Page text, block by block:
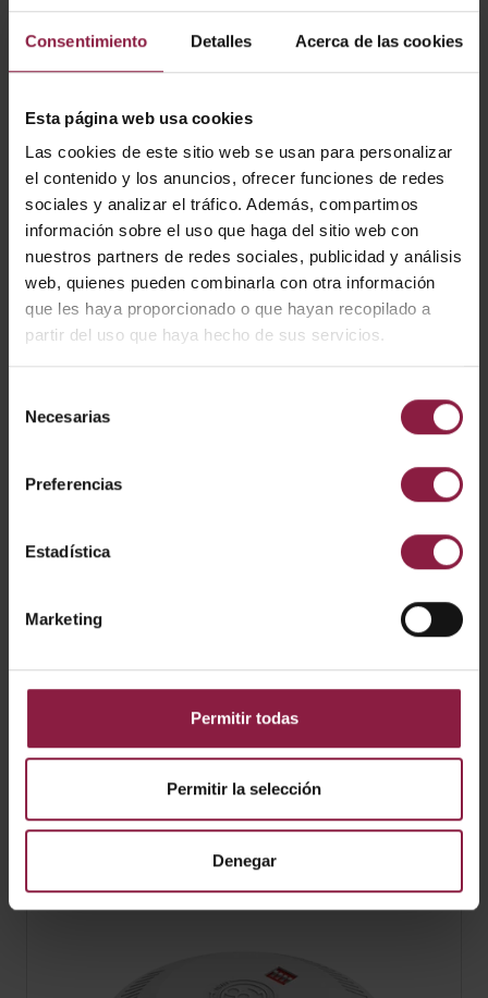
Consentimiento Detalles Acerca de las cookies
Esta página web usa cookies
Las cookies de este sitio web se usan para personalizar
el contenido y los anuncios, ofrecer funciones de redes
sociales y analizar el tráfico. Además, compartimos
información sobre el uso que haga del sitio web con
nuestros partners de redes sociales, publicidad y análisis
web, quienes pueden combinarla con otra información
que les haya proporcionado o que hayan recopilado a
partir del uso que haya hecho de sus servicios.
Necesarias
Preferencias
Estadística
Marketing
Permitir todas
Permitir la selección
Denegar
Endurance 1200x600
Panel Pod Emergencia 3,5W Blanco